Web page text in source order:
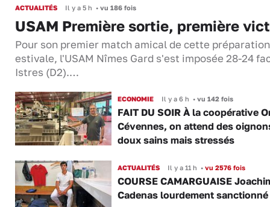
ACTUALITÉS Il y a 5 h • vu 186 fois
USAM Première sortie, première
Pour son premier match amical de cette préparation
estivale, l'USAM Nîmes Gard s'est imposée 28-24
Istres (D2).…
ECONOMIE Il y a 6 h •vu 142 fois
FAIT DU SOIR À la coopérative
Cévennes, on attend des
doux sains mais stressés
ACTUALITÉS Il y a 11 h •vu 2576 fois
COURSE CAMARGUAISE
Cadenas lourdement sanctionné